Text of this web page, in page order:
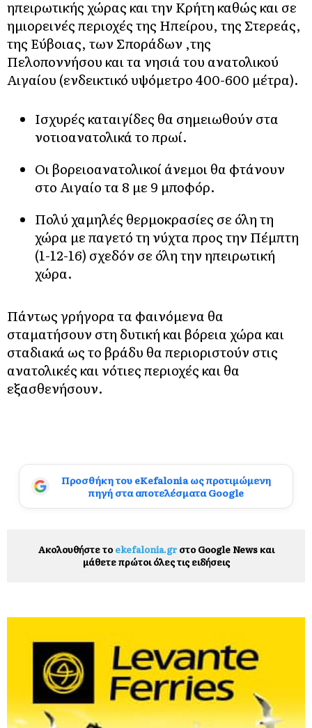
ηπειρωτικής χώρας και την Κρήτη καθώς και σε
ημιορεινές περιοχές της Ηπείρου, της Στερεάς,
της Εύβοιας, των Σποράδων ,της
Πελοποννήσου και τα νησιά του ανατολικού
Αιγαίου (ενδεικτικό υψόμετρο 400-600 μέτρα).
Ισχυρές καταιγίδες θα σημειωθούν στα
νοτιοανατολικά το πρωί.
Οι βορειοανατολικοί άνεμοι θα φτάνουν
στο Αιγαίο τα 8 με 9 μποφόρ.
Πολύ χαμηλές θερμοκρασίες σε όλη τη
χώρα με παγετό τη νύχτα προς την Πέμπτη
(1-12-16) σχεδόν σε όλη την ηπειρωτική
χώρα.
Πάντως γρήγορα τα φαινόμενα θα
σταματήσουν στη δυτική και βόρεια χώρα και
σταδιακά ως το βράδυ θα περιοριστούν στις
ανατολικές και νότιες περιοχές και θα
εξασθενήσουν.
Προσθήκη του eKefalonia ως προτιμώμενη
πηγή στα αποτελέσματα Google
Ακολουθήστε το ekefalonia.grστο Google News και
μάθετε πρώτοι όλες τις ειδήσεις